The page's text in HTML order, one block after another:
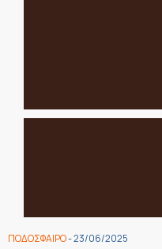
ΠΟΔΟΣΦΑΙΡΟ- 23/06/2025